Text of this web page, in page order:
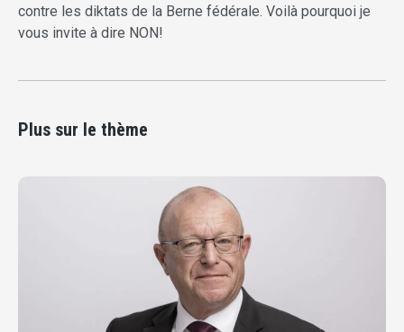
contre les diktats de la Berne fédérale. Voilà pourquoi je
vous invite à dire NON!
Plus sur le thème